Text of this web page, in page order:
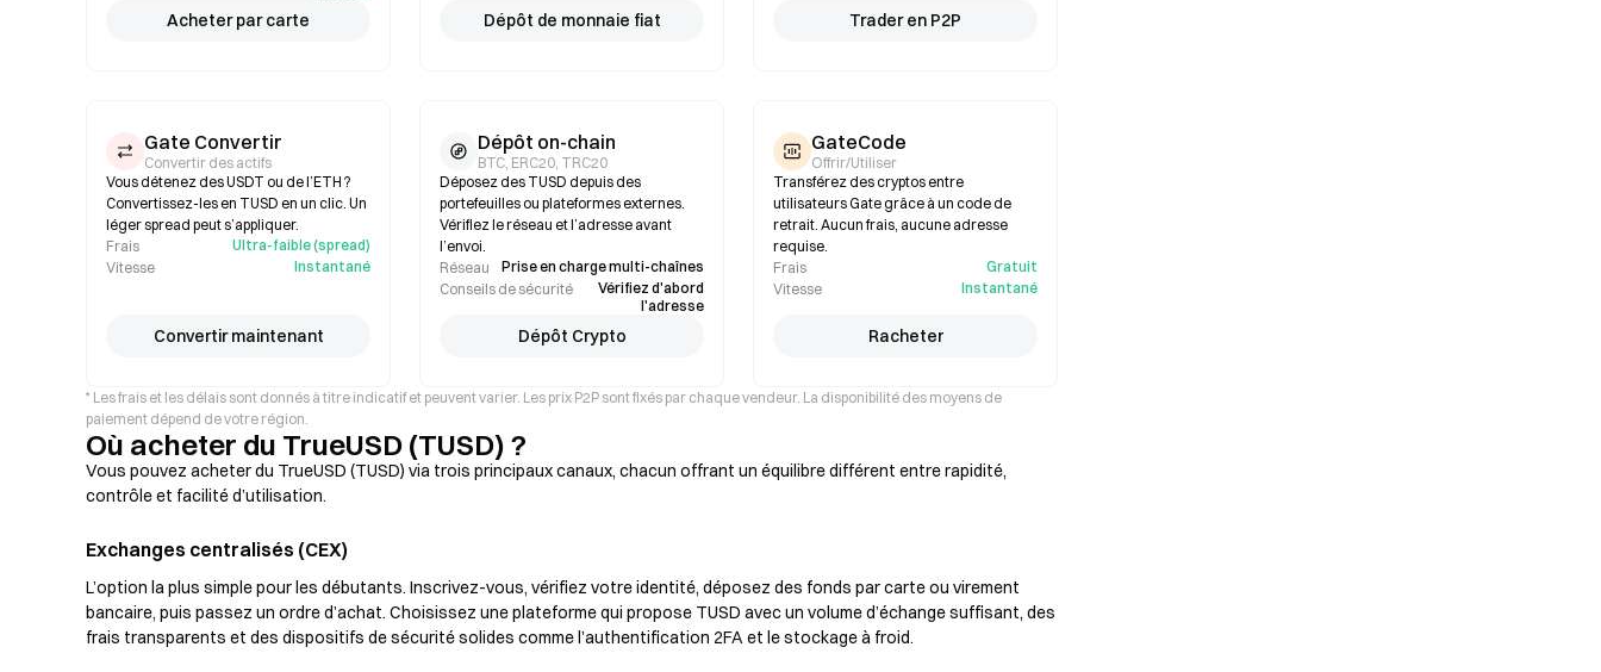
Acheter par carte Dépôt de monnaie fiat Trader en P2P
Gate Convertir
Convertir des actifs
Vous détenez des USDT ou de l’ETH ?
Convertissez-les en TUSD en un clic. Un
léger spread peut s’appliquer.
Frais
Ultra-faible (spread)
Vitesse
Instantané
Convertir maintenant
Dépôt on-chain
BTC, ERC20, TRC20
Déposez des TUSD depuis des
portefeuilles ou plateformes externes.
Vérifiez le réseau et l’adresse avant
l’envoi.
Réseau
Prise en charge multi-chaînes
Conseils de sécurité
Vérifiez d'abord
l'adresse
Dépôt Crypto
GateCode
Offrir/Utiliser
Transférez des cryptos entre
utilisateurs Gate grâce à un code de
retrait. Aucun frais, aucune adresse
requise.
Frais
Gratuit
Vitesse
Instantané
Racheter
* Les frais et les délais sont donnés à titre indicatif et peuvent varier. Les prix P2P sont fixés par chaque vendeur. La disponibilité des moyens de
paiement dépend de votre région.
Où acheter du TrueUSD (TUSD) ?
Vous pouvez acheter du TrueUSD (TUSD) via trois principaux canaux, chacun offrant un équilibre différent entre rapidité,
contrôle et facilité d’utilisation.
Exchanges centralisés (CEX)
L’option la plus simple pour les débutants. Inscrivez-vous, vérifiez votre identité, déposez des fonds par carte ou virement
bancaire, puis passez un ordre d’achat. Choisissez une plateforme qui propose TUSD avec un volume d’échange suffisant, des
frais transparents et des dispositifs de sécurité solides comme l’authentification 2FA et le stockage à froid.